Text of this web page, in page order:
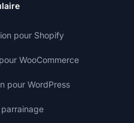
pour Shopify
WooCommerce
pour WordPress